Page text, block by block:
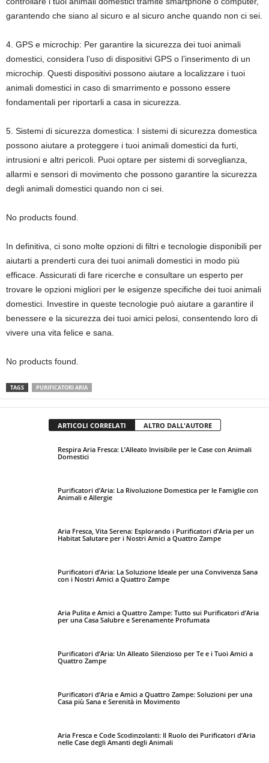
garantendo che siano al sicuro e al sicuro anche quando non ci sei.
4. GPS e microchip: Per garantire la sicurezza dei tuoi animali
domestici, considera l’uso di dispositivi GPS o l’inserimento di un
microchip. Questi dispositivi possono aiutare a localizzare i tuoi
animali domestici in caso di smarrimento e possono essere
fondamentali per riportarli a casa in sicurezza.
5. Sistemi di sicurezza domestica: I sistemi di sicurezza domestica
possono aiutare a proteggere i tuoi animali domestici da furti,
intrusioni e altri pericoli. Puoi optare per sistemi di sorveglianza,
allarmi e sensori di movimento che possono garantire la sicurezza
degli animali domestici quando non ci sei.
No products found.
In definitiva, ci sono molte opzioni di filtri e tecnologie disponibili per
aiutarti a prenderti cura dei tuoi animali domestici in modo più
efficace. Assicurati di fare ricerche e consultare un esperto per
trovare le opzioni migliori per le esigenze specifiche dei tuoi animali
domestici. Investire in queste tecnologie può aiutare a garantire il
benessere e la sicurezza dei tuoi amici pelosi, consentendo loro di
vivere una vita felice e sana.
No products found.
TAGS PURIFICATORI ARIA
ARTICOLI CORRELATI ALTRO DALL'AUTORE
Respira Aria Fresca: L’Alleato Invisibile per le Case con Animali
Domestici
Purificatori d’Aria: La Rivoluzione Domestica per le Famiglie con
Animali e Allergie
Aria Fresca, Vita Serena: Esplorando i Purificatori d’Aria per un
Habitat Salutare per i Nostri Amici a Quattro Zampe
Purificatori d’Aria: La Soluzione Ideale per una Convivenza Sana
con i Nostri Amici a Quattro Zampe
Aria Pulita e Amici a Quattro Zampe: Tutto sui Purificatori d’Aria
per una Casa Salubre e Serenamente Profumata
Purificatori d’Aria: Un Alleato Silenzioso per Te e i Tuoi Amici a
Quattro Zampe
Purificatori d’Aria e Amici a Quattro Zampe: Soluzioni per una
Casa più Sana e Serenità in Movimento
Aria Fresca e Code Scodinzolanti: Il Ruolo dei Purificatori d’Aria
nelle Case degli Amanti degli Animali